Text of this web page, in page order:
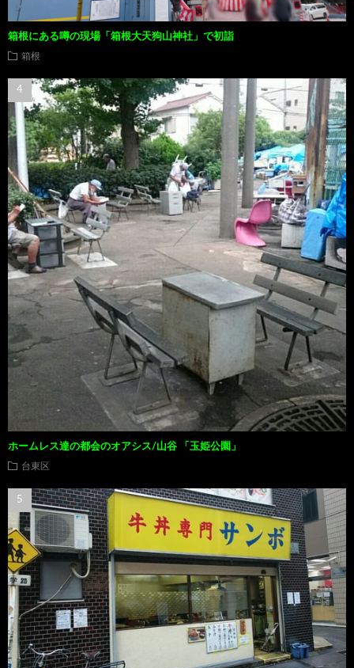
箱根にある噂の現場「箱根大天狗山神社」で初詣
箱根
ホームレス達の都会のオアシス/山谷 「玉姫公園」
台東区